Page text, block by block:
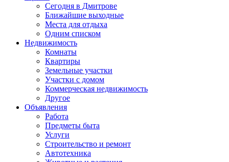
Сегодня в Дмитрове
Ближайшие выходные
Места для отдыха
Одним списком
Недвижимость
Комнаты
Квартиры
Земельные участки
Участки с домом
Коммерческая недвижимость
Другое
Объявления
Работа
Предметы быта
Услуги
Строительство и ремонт
Автотехника